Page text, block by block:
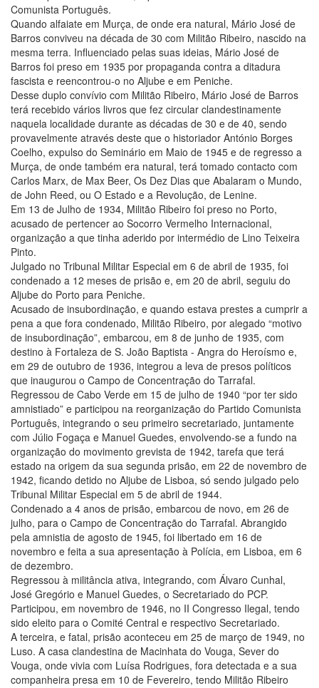
Comunista Português.
Quando alfaiate em Murça, de onde era natural, Mário José de
Barros conviveu na década de 30 com Militão Ribeiro, nascido na
mesma terra. Influenciado pelas suas ideias, Mário José de
Barros foi preso em 1935 por propaganda contra a ditadura
fascista e reencontrou-o no Aljube e em Peniche.
Desse duplo convívio com Militão Ribeiro, Mário José de Barros
terá recebido vários livros que fez circular clandestinamente
naquela localidade durante as décadas de 30 e de 40, sendo
provavelmente através deste que o historiador António Borges
Coelho, expulso do Seminário em Maio de 1945 e de regresso a
Murça, de onde também era natural, terá tomado contacto com
Carlos Marx, de Max Beer, Os Dez Dias que Abalaram o Mundo,
de John Reed, ou O Estado e a Revolução, de Lenine.
Em 13 de Julho de 1934, Militão Ribeiro foi preso no Porto,
acusado de pertencer ao Socorro Vermelho Internacional,
organização a que tinha aderido por intermédio de Lino Teixeira
Pinto.
Julgado no Tribunal Militar Especial em 6 de abril de 1935, foi
condenado a 12 meses de prisão e, em 20 de abril, seguiu do
Aljube do Porto para Peniche.
Acusado de insubordinação, e quando estava prestes a cumprir a
pena a que fora condenado, Militão Ribeiro, por alegado “motivo
de insubordinação”, embarcou, em 8 de junho de 1935, com
destino à Fortaleza de S. João Baptista - Angra do Heroísmo e,
em 29 de outubro de 1936, integrou a leva de presos políticos
que inaugurou o Campo de Concentração do Tarrafal.
Regressou de Cabo Verde em 15 de julho de 1940 “por ter sido
amnistiado” e participou na reorganização do Partido Comunista
Português, integrando o seu primeiro secretariado, juntamente
com Júlio Fogaça e Manuel Guedes, envolvendo-se a fundo na
organização do movimento grevista de 1942, tarefa que terá
estado na origem da sua segunda prisão, em 22 de novembro de
1942, ficando detido no Aljube de Lisboa, só sendo julgado pelo
Tribunal Militar Especial em 5 de abril de 1944.
Condenado a 4 anos de prisão, embarcou de novo, em 26 de
julho, para o Campo de Concentração do Tarrafal. Abrangido
pela amnistia de agosto de 1945, foi libertado em 16 de
novembro e feita a sua apresentação à Polícia, em Lisboa, em 6
de dezembro.
Regressou à militância ativa, integrando, com Álvaro Cunhal,
José Gregório e Manuel Guedes, o Secretariado do PCP.
Participou, em novembro de 1946, no II Congresso Ilegal, tendo
sido eleito para o Comité Central e respectivo Secretariado.
A terceira, e fatal, prisão aconteceu em 25 de março de 1949, no
Luso. A casa clandestina de Macinhata do Vouga, Sever do
Vouga, onde vivia com Luísa Rodrigues, fora detectada e a sua
companheira presa em 10 de Fevereiro, tendo Militão Ribeiro